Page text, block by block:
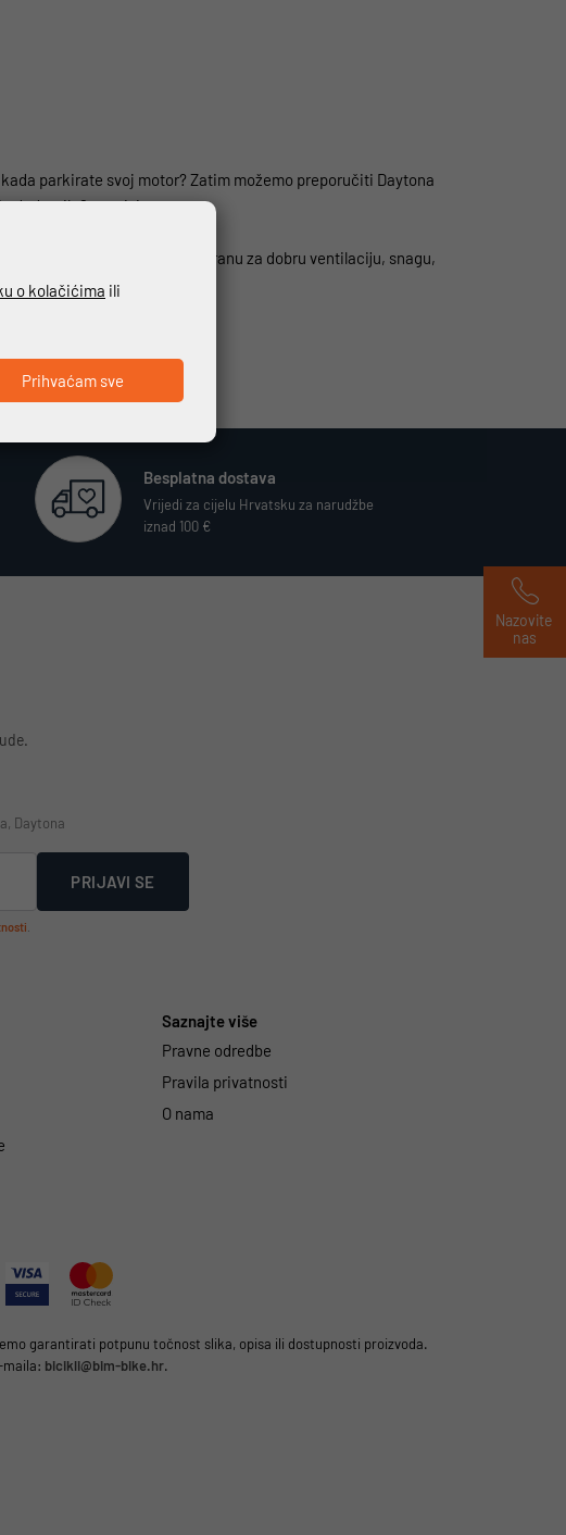
parkirate svoj motor? Zatim možemo preporučiti Daytona
dodatnih 6 cm visine.
GORE-TEX membranu za dobru ventilaciju, snagu,
Besplatna dostava
Vrijedi za cijelu Hrvatsku za narudžbe
iznad 100 €
Daytona
PRIJAVI SE
Saznajte više
Pravne odredbe
Pravila privatnosti
O nama
garantirati potpunu točnost slika, opisa ili dostupnosti proizvoda.
maila: bicikli@bim-bike.hr.
Nazovite
nas
o kolačićima ili
Prihvaćam sve